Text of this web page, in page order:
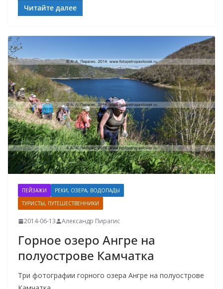
Читайте далее
ПЕЙЗАЖИ
РЕКИ, ОЗЕРА, ВОДОПАДЫ
ТУРИСТЫ, ПУТЕШЕСТВЕННИКИ
2014-06-13 Александр Пирагис
Горное озеро Ангре на
полуострове Камчатка
Три фотографии горного озера Ангре на полуострове